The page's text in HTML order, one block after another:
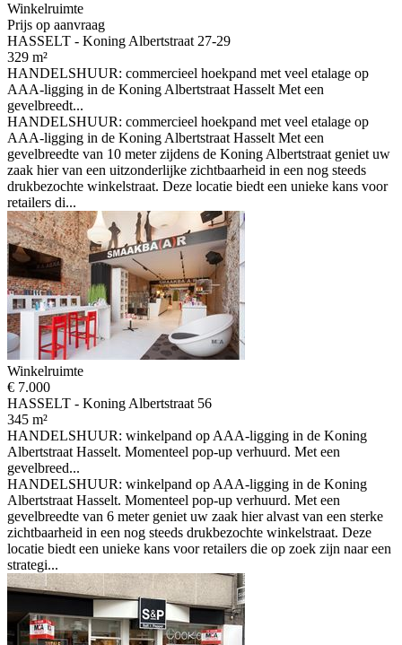
Winkelruimte
Prijs op aanvraag
HASSELT - Koning Albertstraat 27-29
329 m²
HANDELSHUUR: commercieel hoekpand met veel etalage op
AAA-ligging in de Koning Albertstraat Hasselt Met een
gevelbreedt...
HANDELSHUUR: commercieel hoekpand met veel etalage op
AAA-ligging in de Koning Albertstraat Hasselt Met een
gevelbreedte van 10 meter zijdens de Koning Albertstraat geniet uw
zaak hier van een uitzonderlijke zichtbaarheid in een nog steeds
drukbezochte winkelstraat. Deze locatie biedt een unieke kans voor
retailers di...
Winkelruimte
€ 7.000
HASSELT - Koning Albertstraat 56
345 m²
HANDELSHUUR: winkelpand op AAA-ligging in de Koning
Albertstraat Hasselt. Momenteel pop-up verhuurd. Met een
gevelbreed...
HANDELSHUUR: winkelpand op AAA-ligging in de Koning
Albertstraat Hasselt. Momenteel pop-up verhuurd. Met een
gevelbreedte van 6 meter geniet uw zaak hier alvast van een sterke
zichtbaarheid in een nog steeds drukbezochte winkelstraat. Deze
locatie biedt een unieke kans voor retailers die op zoek zijn naar een
strategi...